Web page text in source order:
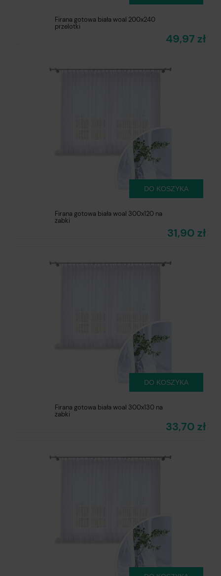
Firana gotowa biała woal 200x240
przelotki
49,97 zł
Firana gotowa biała woal 300x120 na
żabki
31,90 zł
DO KOSZYKA
Firana gotowa biała woal 300x130 na
żabki
33,70 zł
DO KOSZYKA